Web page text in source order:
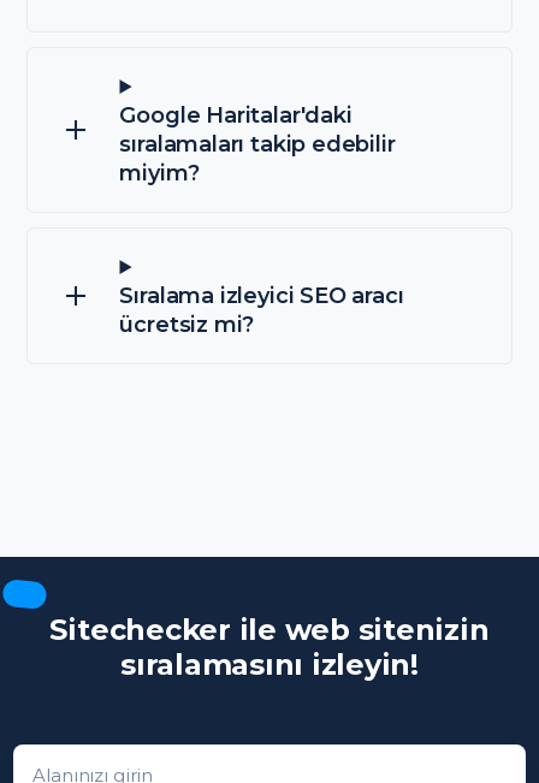
Google Haritalar'daki
sıralamaları takip edebilir
miyim?
Sıralama izleyici SEO aracı
ücretsiz mi?
Sitechecker ile web sitenizin
sıralamasını izleyin!
Alanınızı girin